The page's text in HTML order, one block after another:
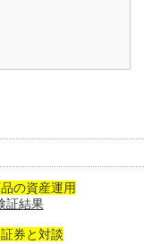
の資産運用
証結果
券と対談